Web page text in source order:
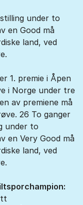
under to
en Good må
land, ved
1. premie i Åpen
i Norge under tre
av premiene må
26 To ganger
under to
en Very Good må
land, ved